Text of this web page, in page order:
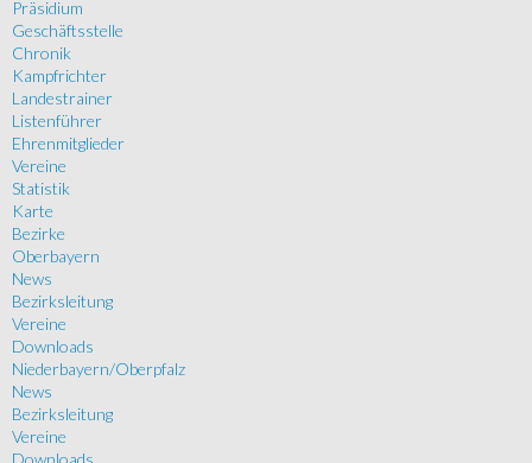
Präsidium
Geschäftsstelle
Chronik
Kampfrichter
Landestrainer
Listenführer
Ehrenmitglieder
Vereine
Statistik
Karte
Bezirke
Oberbayern
News
Bezirksleitung
Vereine
Downloads
Niederbayern/Oberpfalz
News
Bezirksleitung
Vereine
Downloads